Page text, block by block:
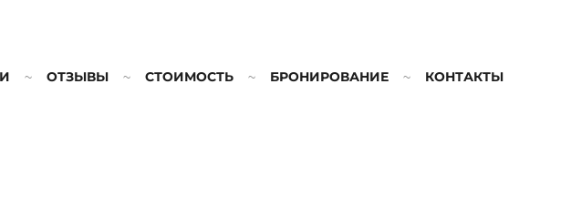
ОТЗЫВЫ СТОИМОСТЬ БРОНИРОВАНИЕ КОНТАКТЫ